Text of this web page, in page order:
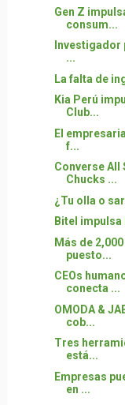
Gen Z
consum...
Investigador
...
La falta de
Kia Perú
Club...
El
f...
Converse All
Chucks ...
¿Tu olla o
Bitel
Más de
puesto...
CEOs
conecta ...
OMODA &
cob...
Tres
está...
Empresas
en ...